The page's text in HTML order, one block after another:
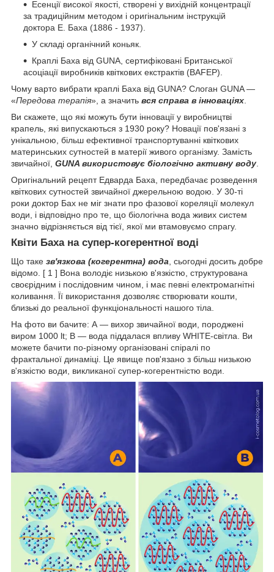
Есенції високої якості, створені у вихідній концентрації
за традиційним методом і оригінальним інструкцій
доктора Е. Баха (1886 - 1937).
У складі органічний коньяк.
Краплі Баха від GUNA, сертифіковані Британської
асоціації виробників квіткових екстрактів (BAFEP).
Чому варто вибрати краплі Баха від GUNA? Слоган GUNA —
«Передова терапія», а значить вся справа в інноваціях.
Ви скажете, що які можуть бути інновації у виробництві
крапель, які випускаються з 1930 року? Новації пов'язані з
унікальною, більш ефективної транспортуванні квіткових
материнських сутностей в матерії живого організму. Замість
звичайної, GUNA використовує біологічно активну воду.
Оригінальний рецепт Едварда Баха, передбачає розведення
квіткових сутностей звичайної джерельною водою. У 30-ті
роки доктор Бах не міг знати про фазової кореляції молекул
води, і відповідно про те, що біологічна вода живих систем
значно відрізняється від тієї, якої ми втамовуємо спрагу.
Квіти Баха на супер-когерентної воді
Що таке зв'язкова (когерентна) вода , сьогодні досить добре
відомо. [ 1 ] Вона володіє низькою в'язкістю, структурована
своєрідним і послідовним чином, і має певні електромагнітні
коливання. Її використання дозволяє створювати кошти,
близькі до реальної функціональності нашого тіла.
На фото ви бачите: А — вихор звичайної води, породжені
виром 1000 lt; B — вода піддалася впливу WHITE-світла. Ви
можете бачити по-різному організовані спіралі по
фрактальної динаміці. Це явище пов'язано з більш низькою
в'язкістю води, викликаної супер-когерентністю води.